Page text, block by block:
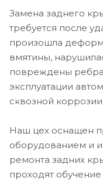
Замена заднего
требуется после
произошла
вмятины,
повреждены
эксплуатации
сквозной
Наш цех оснащен
оборудованием и
ремонта задних
проходят